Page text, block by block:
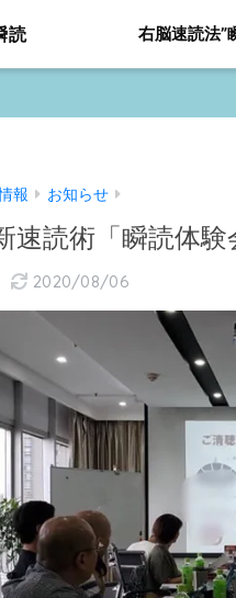
読 右脳速読法”
報 お知らせ
速読術「瞬読体
2020/08/06